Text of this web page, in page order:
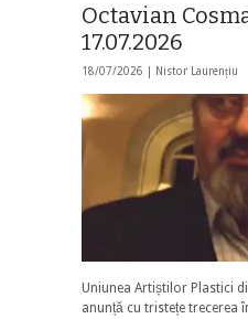
Octavian
17.07.2026
18/07/2026 | Nistor Laurențiu
Uniunea Artiștilor Plastici
anunță cu tristețe trecerea